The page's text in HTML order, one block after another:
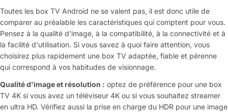
Toutes les box TV Android ne se valent pas, il est donc utile de
comparer au préalable les caractéristiques qui comptent pour vous.
Pensez à la qualité d'image, à la compatibilité, à la connectivité et à
la facilité d'utilisation. Si vous savez à quoi faire attention, vous
choisirez plus rapidement une box TV adaptée, fiable et pérenne
qui correspond à vos habitudes de visionnage.
Qualité d'image et résolution : optez de préférence pour une box
TV 4K si vous avez un téléviseur 4K ou si vous souhaitez streamer
en ultra HD. Vérifiez aussi la prise en charge du HDR pour une image